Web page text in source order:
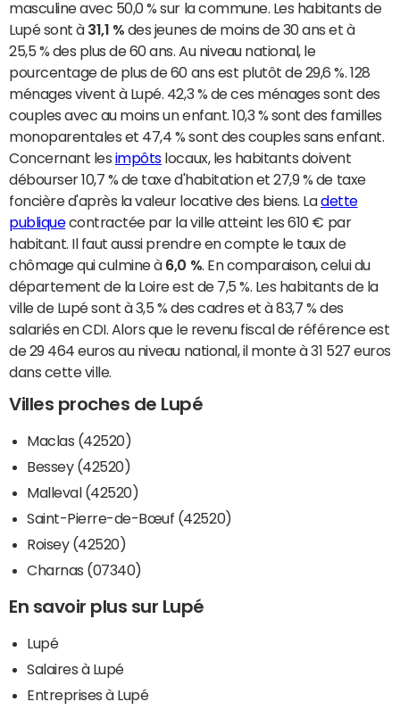
masculine avec 50,0 % sur la commune. Les habitants de
Lupé sont à 31,1 % des jeunes de moins de 30 ans et à
25,5 % des plus de 60 ans. Au niveau national, le
pourcentage de plus de 60 ans est plutôt de 29,6 %. 128
ménages vivent à Lupé. 42,3 % de ces ménages sont des
couples avec au moins un enfant. 10,3 % sont des familles
monoparentales et 47,4 % sont des couples sans enfant.
Concernant les impôtslocaux, les habitants doivent
débourser 10,7 % de taxe d'habitation et 27,9 % de taxe
foncière d'après la valeur locative des biens. Ladette
publiquecontractée par la ville atteint les 610 € par
habitant. Il faut aussi prendre en compte le taux de
chômage qui culmine à 6,0 % . En comparaison, celui du
département de la Loire est de 7,5 %. Les habitants de la
ville de Lupé sont à 3,5 % des cadres et à 83,7 % des
salariés en CDI. Alors que le revenu fiscal de référence est
de 29 464 euros au niveau national, il monte à 31 527 euros
dans cette ville.
Villes proches de Lupé
Maclas (42520)
Bessey (42520)
Malleval (42520)
Saint-Pierre-de-Bœuf (42520)
Roisey (42520)
Charnas (07340)
En savoir plus sur Lupé
Lupé
Salaires à Lupé
Entreprises à Lupé